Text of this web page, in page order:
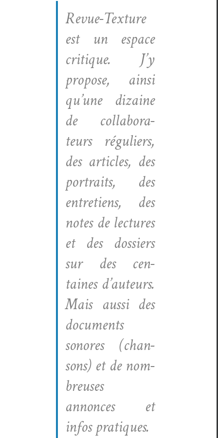
Revue-Tex­ture
est un espace
cri­tique. J’y
pro­pose, ain­si
qu’une dizaine
de col­lab­o­ra­
teurs réguliers,
des arti­cles, des
por­traits, des
entre­tiens, des
notes de lec­tures
et des dossiers
sur des cen­
taines d’auteurs.
Mais aus­si des
doc­u­ments
sonores (chan­
sons) et de nom­
breuses
annonces et
infos pratiques.